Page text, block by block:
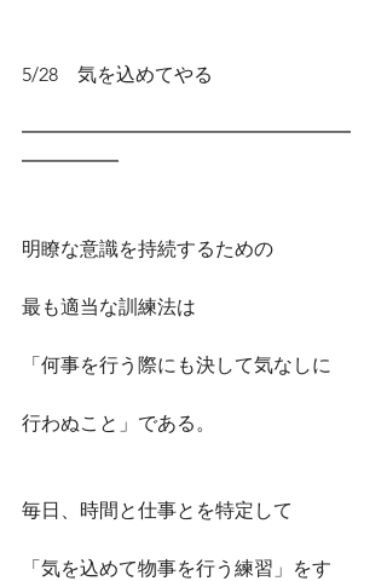
5/28　気を込めてやる
━━━━━━━━━━━━━━━━━
━━━━━
明瞭な意識を持続するための
最も適当な訓練法は
「何事を行う際にも決して気なしに
行わぬこと」である。
毎日、時間と仕事とを特定して
「気を込めて物事を行う練習」をす